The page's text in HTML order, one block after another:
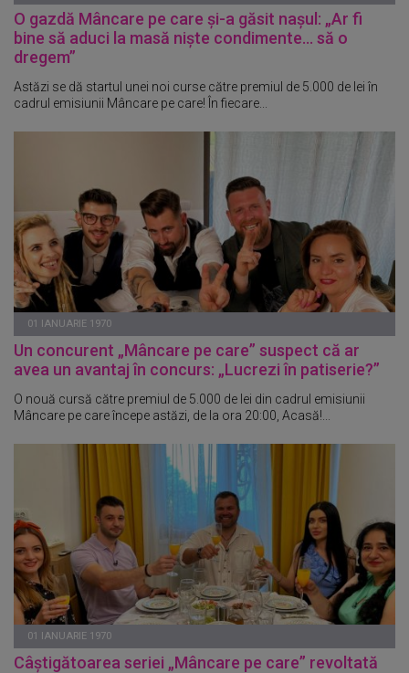
O gazdă Mâncare pe care și-a găsit nașul: „Ar fi
bine să aduci la masă niște condimente... să o
dregem”
Astăzi se dă startul unei noi curse către premiul de 5.000 de lei în
cadrul emisiunii Mâncare pe care! În fiecare...
01 IANUARIE 1970
Un concurent „Mâncare pe care” suspect că ar
avea un avantaj în concurs: „Lucrezi în patiserie?”
O nouă cursă către premiul de 5.000 de lei din cadrul emisiunii
Mâncare pe care începe astăzi, de la ora 20:00, Acasă!...
01 IANUARIE 1970
Câștigătoarea seriei „Mâncare pe care” revoltată